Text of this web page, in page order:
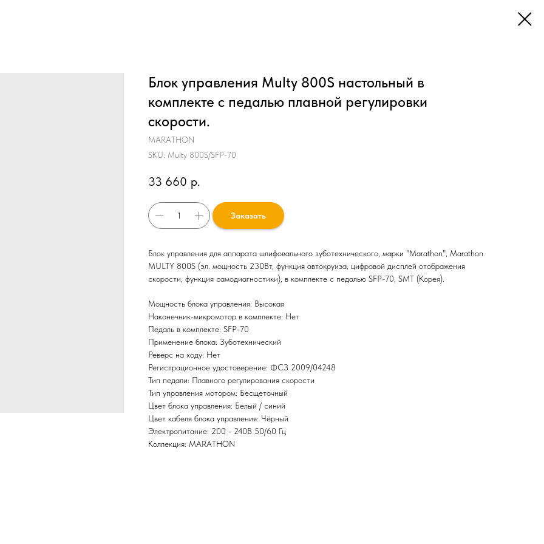
Блок управления Multy 800S настольный в
комплекте с педалью плавной регулировки
скорости.
MARATHON
SKU: Multy 800S/SFP-70
33 660 р.
Заказать
Блок управления для аппарата шлифовального зуботехнического, марки "Marathon", Marathon
MULTY 800S (эл. мощность 230Вт, функция автокруиза, цифровой дисплей отображения
скорости, функция самодиагностики), в комплекте с педалью SFP-70, SMT (Корея).
Мощность блока управления: Высокая
Наконечник-микромотор в комплекте: Нет
Педаль в комплекте: SFP-70
Применение блока: Зуботехнический
Реверс на ходу: Нет
Регистрационное удостоверение: ФСЗ 2009/04248
Тип педали: Плавного регулирования скорости
Тип управления мотором: Бесщеточный
Цвет блока управления: Белый / синий
Цвет кабеля блока управления: Чёрный
Электропитание: 200 - 240В 50/60 Гц
Коллекция: MARATHON